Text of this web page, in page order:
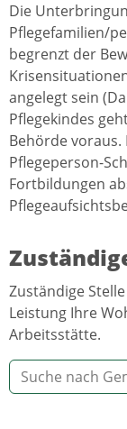
Die
Pflegefamilien/
begrenzt der
angelegt sein
Pflegekindes
Behörde
Pflegeperson-
Fortbildungen
Zuständige
Leistung Ihre
Arbeitsstätte.